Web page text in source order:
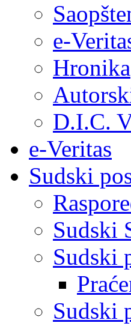
e-
Hronika
D.I.C.
e-Veritas
Sudski
Sudski
Sudski
Sudski